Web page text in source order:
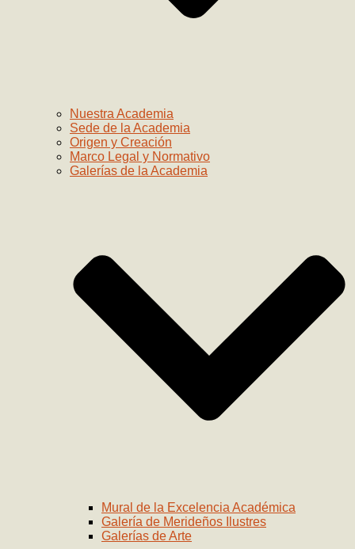
Nuestra Academia
Sede de la Academia
Origen y Creación
Marco Legal y Normativo
Galerías de la Academia
Mural de la Excelencia Académica
Galería de Merideños Ilustres
Galerías de Arte